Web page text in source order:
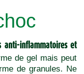
anti-inflammatoires et
de gel mais peut
de granules. Ne